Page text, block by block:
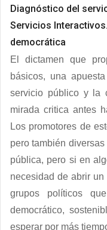
Diagnóstico del
Servicios
democrática
El dictamen que
básicos, una
servicio público y la
mirada critica antes
Los promotores de
pero también
pública, pero si en
necesidad de abrir
grupos políticos
democrático,
esperar por más